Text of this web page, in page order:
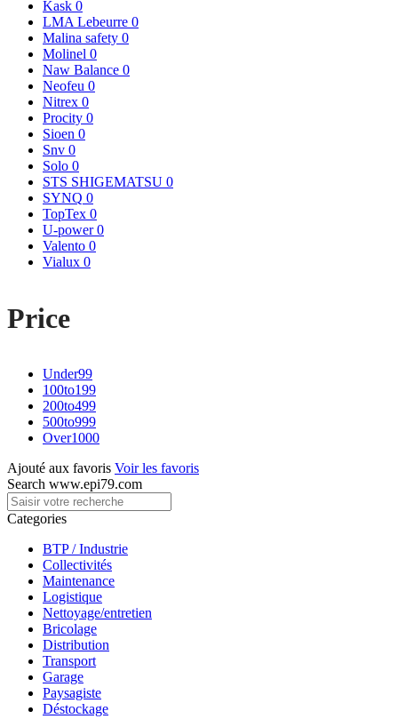
Kask 0
LMA Lebeurre 0
Malina safety 0
Molinel 0
Naw Balance 0
Neofeu 0
Nitrex 0
Procity 0
Sioen 0
Snv 0
Solo 0
STS SHIGEMATSU 0
SYNQ 0
TopTex 0
U-power 0
Valento 0
Vialux 0
Price
Under99
100to199
200to499
500to999
Over1000
Ajouté aux favoris Voir les favoris
Search www.epi79.com
Categories
BTP / Industrie
Collectivités
Maintenance
Logistique
Nettoyage/entretien
Bricolage
Distribution
Transport
Garage
Paysagiste
Déstockage